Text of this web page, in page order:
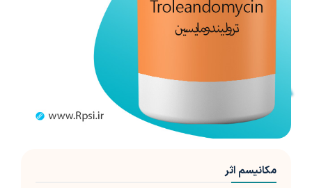
مکانیسم اثر